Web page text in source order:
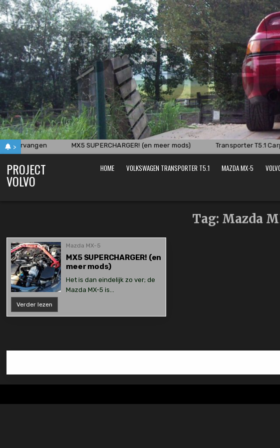
Skip
to
content
>
vervangen MX5 SUPERCHARGER! (en meer mods) Transporter T5.1
PROJECT
VOLVO
HOME VOLKSWAGEN TRANSPORTER T5.1 MAZDA MX-5
Tag: Mazda
Mazda MX-5
MX5 SUPERCHARGER! (en
meer mods)
Het is dan eindelijk zo ver; de
Mazda MX-5 is…
Verder lezen
SUPERCHARGER!
(en